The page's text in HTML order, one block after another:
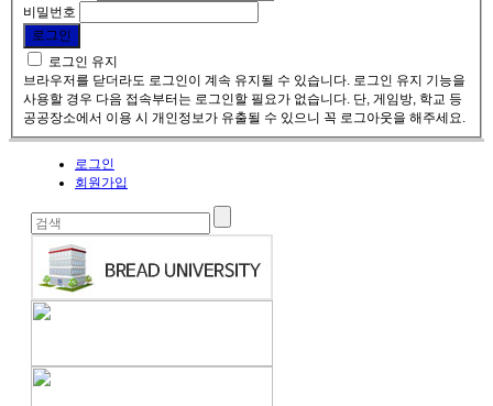
비밀번호
로그인 유지
브라우저를 닫더라도 로그인이 계속 유지될 수 있습니다. 로그인 유지 기능을
사용할 경우 다음 접속부터는 로그인할 필요가 없습니다. 단, 게임방, 학교 등
공공장소에서 이용 시 개인정보가 유출될 수 있으니 꼭 로그아웃을 해주세요.
로그인
회원가입